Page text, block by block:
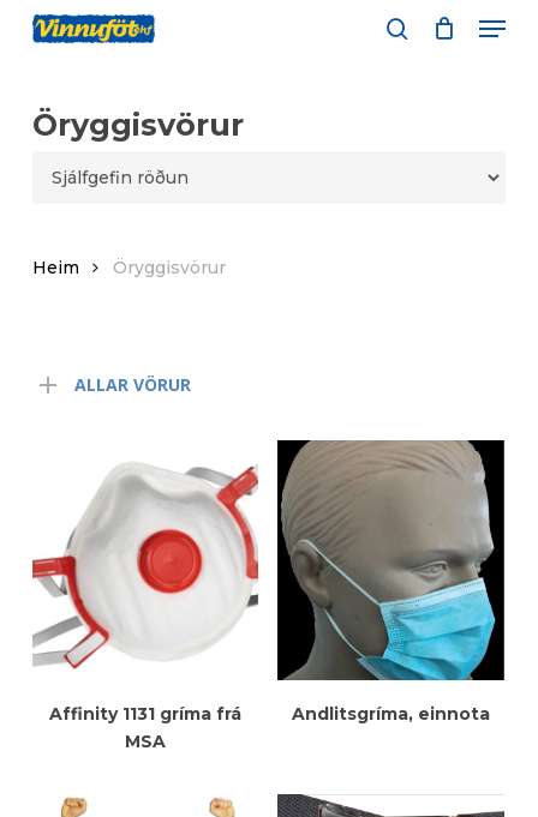
Skip
Öryggisvörur
Heim Öryggisvörur
ALLAR VÖRUR
Meiri Upplýsingar
Affinity 1131 gríma frá
MSA
Meiri Upplýsingar
Andlitsgríma, einnota